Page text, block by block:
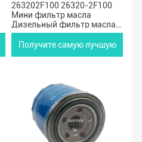
263202F100 26320-2F100
Мини фильтр масла
Дизельный фильтр масла
для Hyundai Santa Fa
Получите самую лучшую